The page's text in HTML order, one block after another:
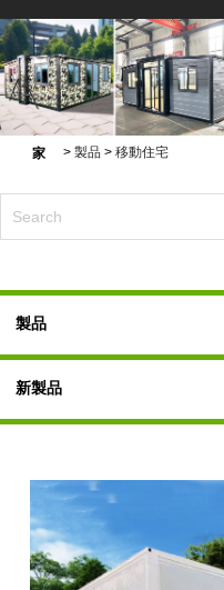
家 > 製品 > 移動住宅
製品
新製品